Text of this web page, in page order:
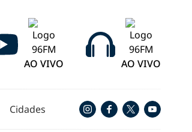
AO VIVO
AO VIVO
Cidades